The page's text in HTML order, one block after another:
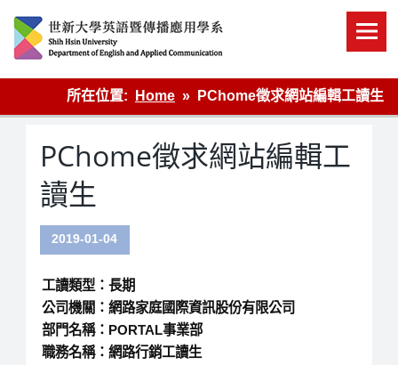
content
英語傳播
所在位置:
Home PChome徵求網站編輯工讀生
PChome徵求網站編輯工
讀生
2019-01-04
工讀類型：長期
公司機關：網路家庭國際資訊股份有限公司
部門名稱：PORTAL事業部
職務名稱：網路行銷工讀生